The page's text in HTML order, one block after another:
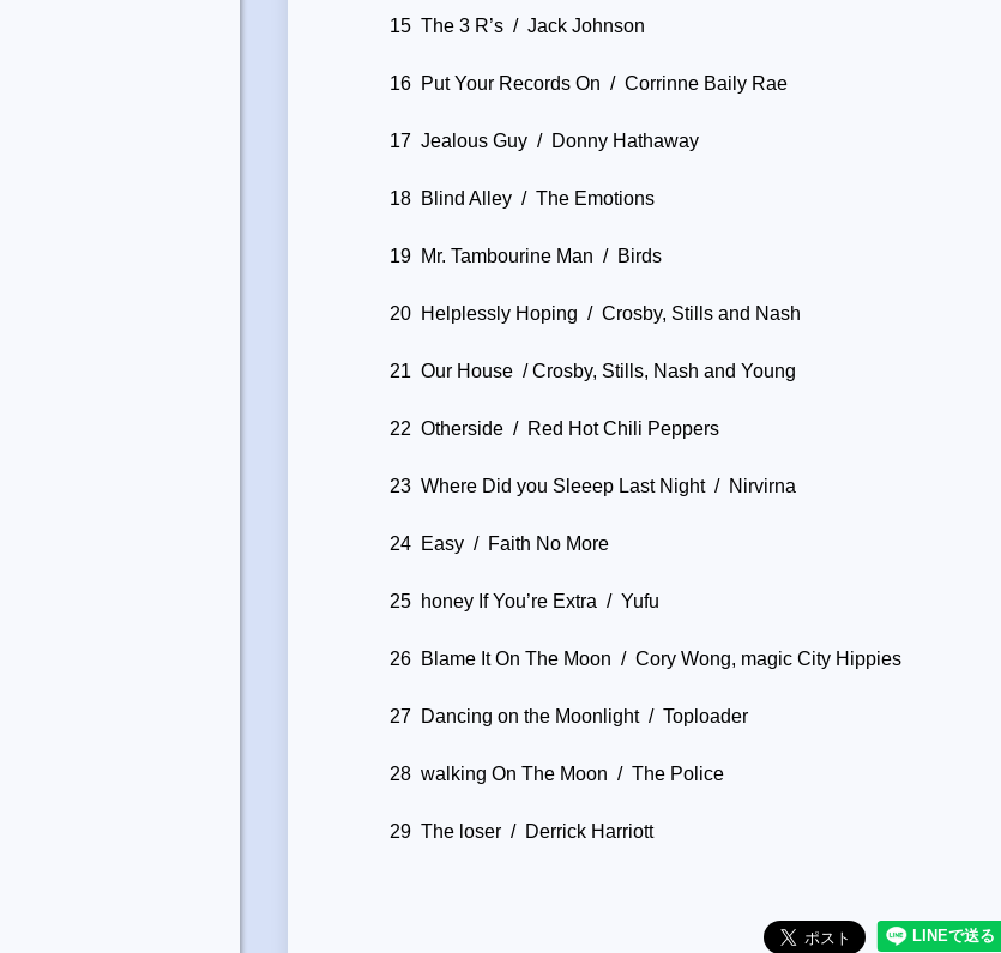
15 The 3 R’s / Jack Johnson
16 Put Your Records On / Corrinne Baily Rae
17 Jealous Guy / Donny Hathaway
18 Blind Alley / The Emotions
19 Mr. Tambourine Man / Birds
20 Helplessly Hoping / Crosby, Stills and Nash
21 Our House / Crosby, Stills, Nash and Young
22 Otherside / Red Hot Chili Peppers
23 Where Did you Sleeep Last Night / Nirvirna
24 Easy / Faith No More
25 honey If You’re Extra / Yufu
26 Blame It On The Moon / Cory Wong, magic City Hippies
27 Dancing on the Moonlight / Toploader
28 walking On The Moon / The Police
29 The loser / Derrick Harriott